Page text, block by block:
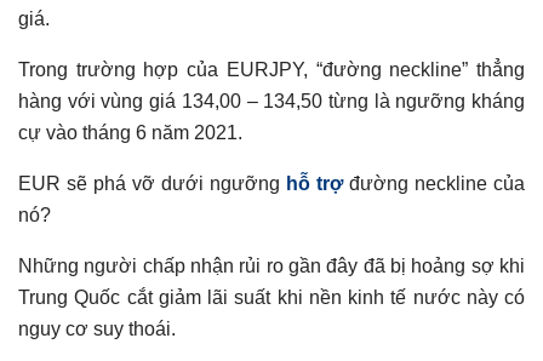
giá.
Trong trường hợp của EURJPY, “đường neckline” thẳng
hàng với vùng giá 134,00 – 134,50 từng là ngưỡng kháng
cự vào tháng 6 năm 2021.
EUR sẽ phá vỡ dưới ngưỡng hỗ trợđường neckline của
nó?
Những người chấp nhận rủi ro gần đây đã bị hoảng sợ khi
Trung Quốc cắt giảm lãi suất khi nền kinh tế nước này có
nguy cơ suy thoái.